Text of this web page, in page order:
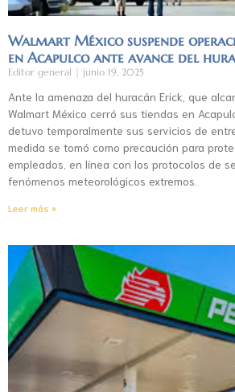
Walmart México suspende
en Acapulco ante avance del
Editor general junio 19, 2025
Ante la amenaza del huracán Erick, que
Walmart México cerró sus tiendas en
detuvo temporalmente sus servicios de
medida se tomó como precaución para
empleados, en línea con los protocolos de
fenómenos meteorológicos extremos.
Leer más »